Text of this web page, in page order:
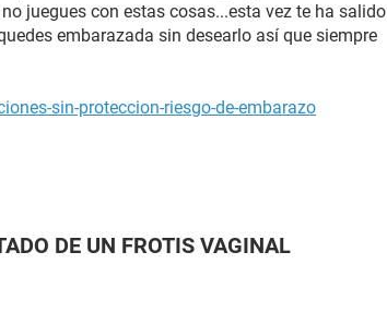
juegues con estas cosas...esta vez te ha salido
embarazada sin desearlo así que siempre
sin-proteccion-riesgo-de-embarazo
DE UN FROTIS VAGINAL